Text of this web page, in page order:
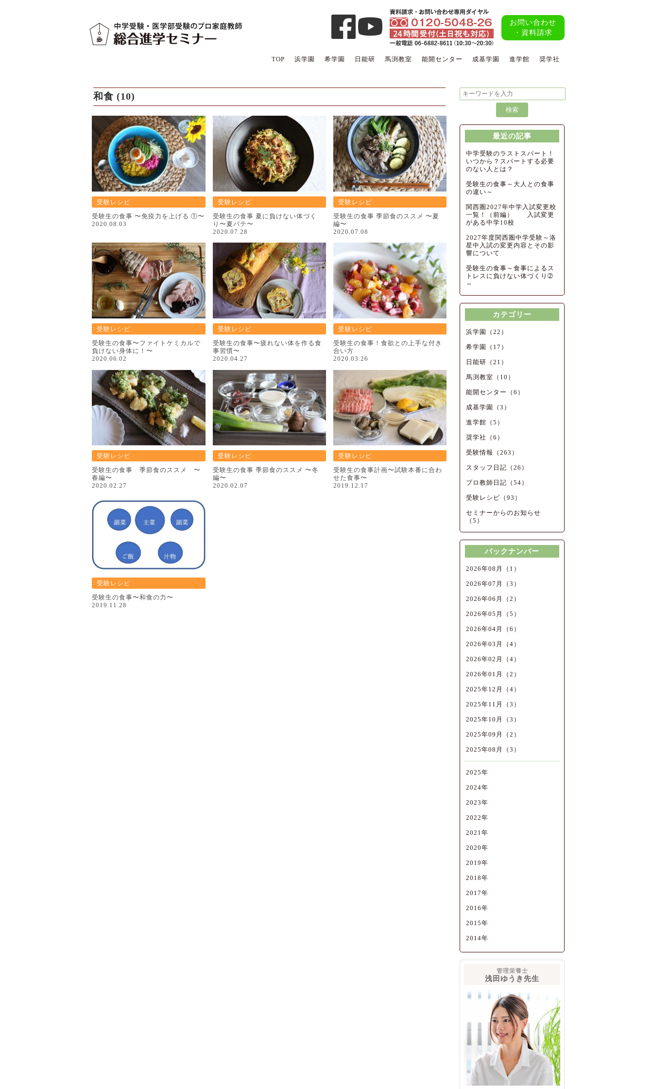
お問い合わせ
・資料請求
TOP 浜学園 希学園 日能研 馬渕教室 能開センター 成基学園 進学館 奨学社
和食 (10)
受験レシピ
受験⽣の⾷事 〜免疫⼒を上げる ①〜
2020.08.03
受験レシピ
受験⽣の⾷事 夏に負けない体づく
り〜夏バテ〜
2020.07.28
受験レシピ
受験⽣の⾷事 季節⾷のススメ 〜夏
編〜
2020.07.08
受験レシピ
受験⽣の⾷事〜ファイトケミカルで
負けない⾝体に！〜
2020.06.02
受験レシピ
受験⽣の⾷事〜疲れない体を作る⾷
事習慣〜
2020.04.27
受験レシピ
受験生の食事！食欲との上手な付き
合い方
2020.03.26
受験レシピ
受験生の食事 季節食のススメ 〜
春編〜
2020.02.27
受験レシピ
受験生の食事 季節食のススメ 〜冬
編〜
2020.02.07
受験レシピ
受験⽣の⾷事計画〜試験本番に合わ
せた⾷事〜
2019.12.17
受験レシピ
受験⽣の⾷事〜和⾷の⼒〜
2019.11.28
最近の記事
中学受験のラストスパート！
いつから？スパートする必要
のない人とは？
受験生の食事～大人との食事
の違い～
関西圏2027年中学入試変更校
一覧！（前編） 入試変更
がある中学10校
2027年度関西圏中学受験～洛
星中入試の変更内容とその影
響について
受験生の食事～食事によるス
トレスに負けない体づくり➁
～
カテゴリー
浜学園（22）
希学園（17）
日能研（21）
馬渕教室（10）
能開センター（6）
成基学園（3）
進学館（5）
奨学社（6）
受験情報（263）
スタッフ日記（26）
プロ教師日記（54）
受験レシピ（93）
セミナーからのお知らせ
（5）
バックナンバー
2026年08月（1）
2026年07月（3）
2026年06月（2）
2026年05月（5）
2026年04月（6）
2026年03月（4）
2026年02月（4）
2026年01月（2）
2025年12月（4）
2025年11月（3）
2025年10月（3）
2025年09月（2）
2025年08月（3）
2025年
2024年
2023年
2022年
2021年
2020年
2019年
2018年
2017年
2016年
2015年
2014年
管理栄養士
浅田ゆうき先生